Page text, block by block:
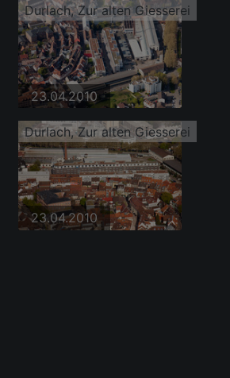
Durlach, Zur alten Giesserei
23.04.2010
Durlach, Zur alten Giesserei
23.04.2010